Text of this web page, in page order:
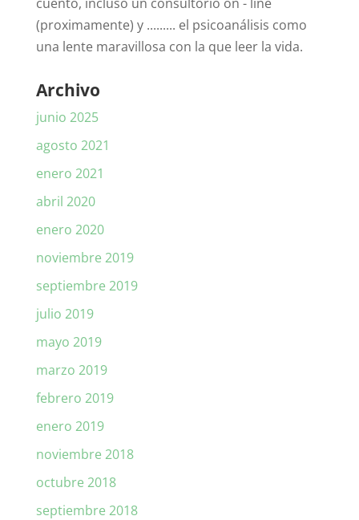
(proximamente) y ......... el psicoanálisis como
una lente maravillosa con la que leer la vida.
Archivo
junio 2025
agosto 2021
enero 2021
abril 2020
enero 2020
noviembre 2019
septiembre 2019
julio 2019
mayo 2019
marzo 2019
febrero 2019
enero 2019
noviembre 2018
octubre 2018
septiembre 2018